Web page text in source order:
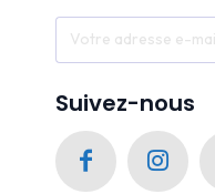
Suivez-nous